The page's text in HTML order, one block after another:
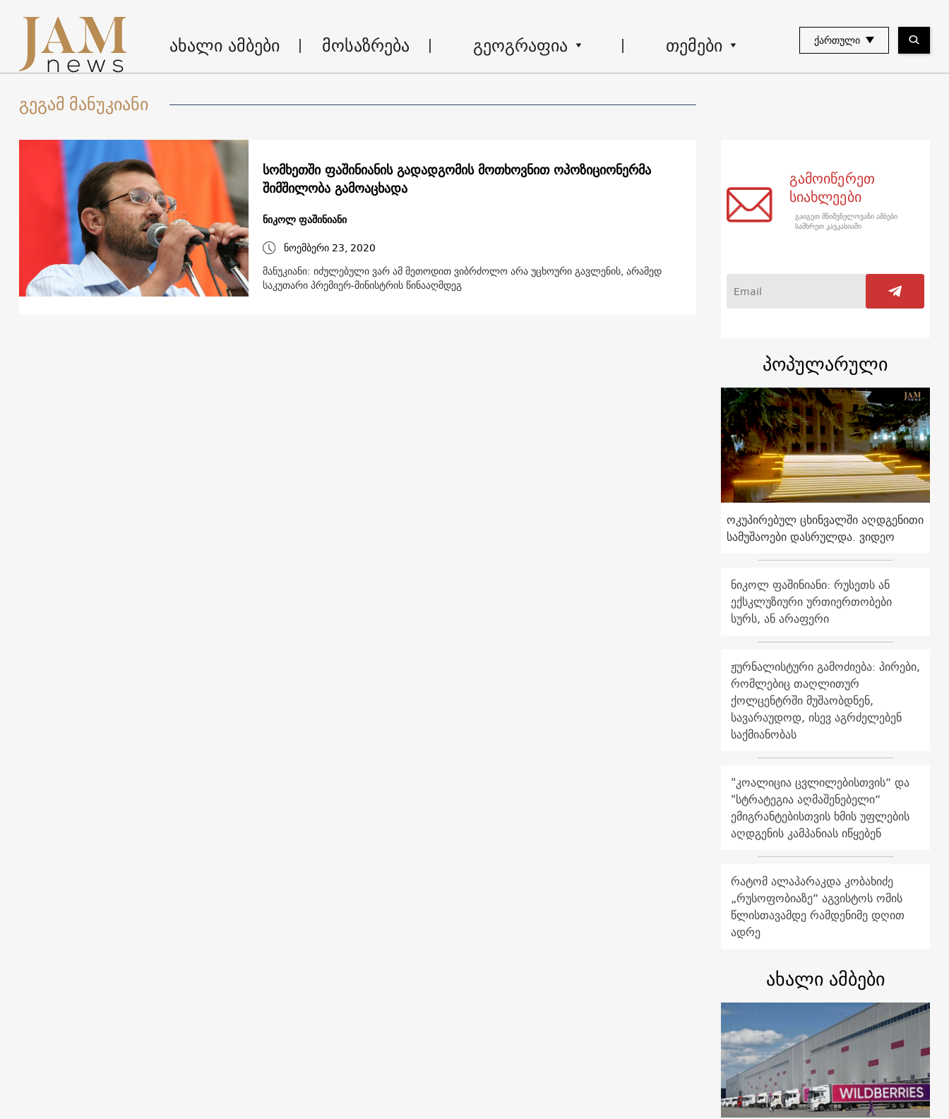
ახალი ამბები მოსაზრება გეოგრაფია თემები ᲥᲐᲠᲗᲣᲚᲘ
გეგამ მანუკიანი
სომხეთში ფაშინიანის გადადგომის მოთხოვნით ოპოზიციონერმა
შიმშილობა გამოაცხადა
ნიკოლ ფაშინიანი
ნოემბერი 23, 2020
მანუკიანი: იძულებული ვარ ამ მეთოდით ვიბრძოლო არა უცხოური გავლენის, არამედ
საკუთარი პრემიერ-მინისტრის წინააღმდეგ
გამოიწერეთ
სიახლეები
გაიგეთ მნიშვნელოვანი ამბები
სამხრეთ კავკასიაში
პოპულარული
ოკუპირებულ ცხინვალში აღდგენითი
სამუშაოები დასრულდა. ვიდეო
ნიკოლ ფაშინიანი: რუსეთს ან
ექსკლუზიური ურთიერთობები
სურს, ან არაფერი
ჟურნალისტური გამოძიება: პირები,
რომლებიც თაღლითურ
ქოლცენტრში მუშაობდნენ,
სავარაუდოდ, ისევ აგრძელებენ
საქმიანობას
"კოალიცია ცვლილებისთვის“ და
"სტრატეგია აღმაშენებელი“
ემიგრანტებისთვის ხმის უფლების
აღდგენის კამპანიას იწყებენ
რატომ ალაპარაკდა კობახიძე
„რუსოფობიაზე“ აგვისტოს ომის
წლისთავამდე რამდენიმე დღით
ადრე
ახალი ამბები